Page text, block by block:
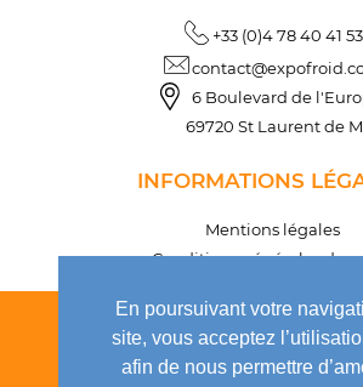
En poursuivant votre
site, vous acceptez
afin de nous permettre
+33 (0)4 78 40 41 53
6 Boulevard de
69720 St Laurent de
INFORMATIONS
Mentions légales
Conditions générales de
QUI SOMMES NOUS